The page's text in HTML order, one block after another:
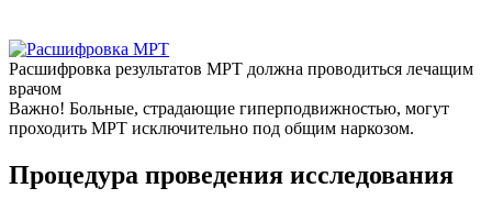
Расшифровка результатов МРТ должна проводиться лечащим
врачом
Важно! Больные, страдающие гиперподвижностью, могут
проходить МРТ исключительно под общим наркозом.
Процедура проведения исследования